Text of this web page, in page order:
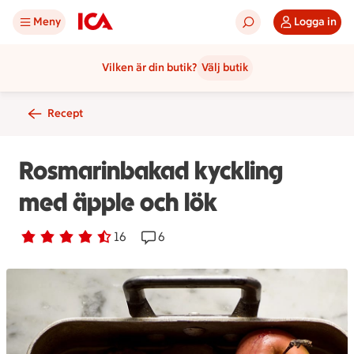
Meny Logga in
Vilken är din butik? Välj butik
Recept
Rosmarinbakad kyckling
med äpple och lök
Betyg 4.4 av 5. 16
16 personer har röstatReceptet har 6 kommentarer
6